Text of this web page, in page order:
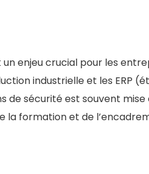
enjeu crucial pour les
industrielle et les ERP
de sécurité est souvent
la formation et de